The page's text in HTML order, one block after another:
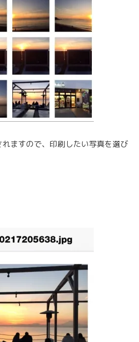
ますので、印刷したい写真を選び